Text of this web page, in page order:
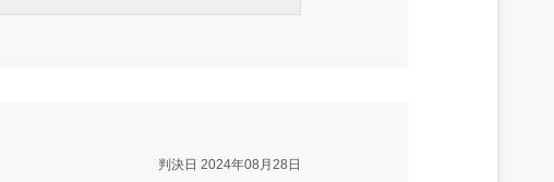
判決日 2024年08月28日